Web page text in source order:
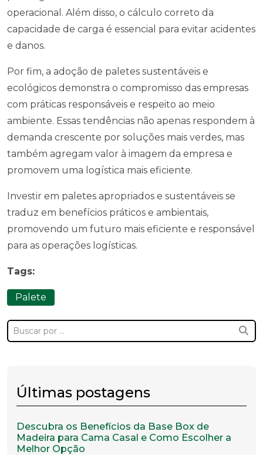
operacional. Além disso, o cálculo correto da
capacidade de carga é essencial para evitar acidentes
e danos.
Por fim, a adoção de paletes sustentáveis e
ecológicos demonstra o compromisso das empresas
com práticas responsáveis e respeito ao meio
ambiente. Essas tendências não apenas respondem à
demanda crescente por soluções mais verdes, mas
também agregam valor à imagem da empresa e
promovem uma logística mais eficiente.
Investir em paletes apropriados e sustentáveis se
traduz em benefícios práticos e ambientais,
promovendo um futuro mais eficiente e responsável
para as operações logísticas.
Tags:
Palete
Últimas postagens
Descubra os Benefícios da Base Box de
Madeira para Cama Casal e Como Escolher a
Melhor Opção